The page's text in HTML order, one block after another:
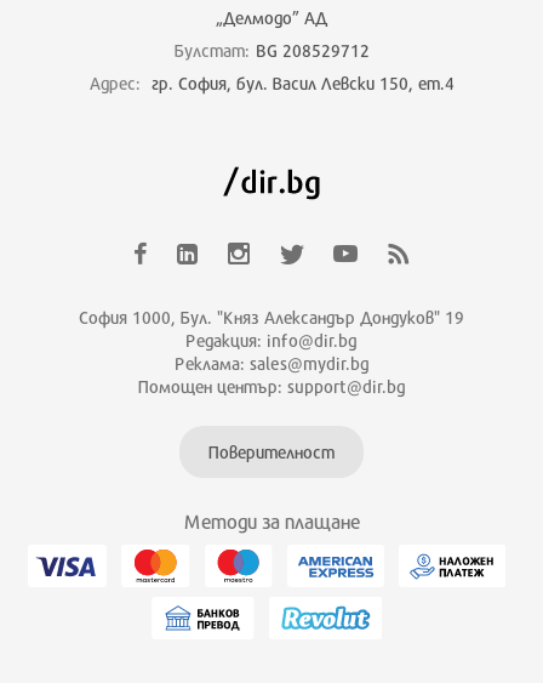
„Делмодо” АД
Булстат: BG 208529712
Адрес: гр. София, бул. Васил Левски 150, ет.4
София 1000, Бул. "Княз Александър Дондуков" 19
Редакция: info@dir.bg
Реклама: sales@mydir.bg
Помощен център: support@dir.bg
Поверителност
Методи за плащане